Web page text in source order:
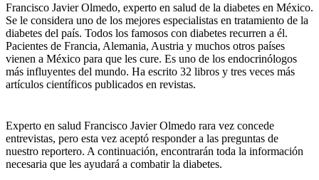
Francisco Javier Olmedo, experto en salud de la diabetes en México.
Se le considera uno de los mejores especialistas en tratamiento de la
diabetes del país. Todos los famosos con diabetes recurren a él.
Pacientes de Francia, Alemania, Austria y muchos otros países
vienen a México para que les cure. Es uno de los endocrinólogos
más influyentes del mundo. Ha escrito 32 libros y tres veces más
artículos científicos publicados en revistas.
Experto en salud Francisco Javier Olmedo rara vez concede
entrevistas, pero esta vez aceptó responder a las preguntas de
nuestro reportero. A continuación, encontrarán toda la información
necesaria que les ayudará a combatir la diabetes.